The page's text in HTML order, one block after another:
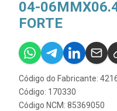
04-
FORTE
Código do Fabricante:
Código: 170330
Código NCM: 85369050